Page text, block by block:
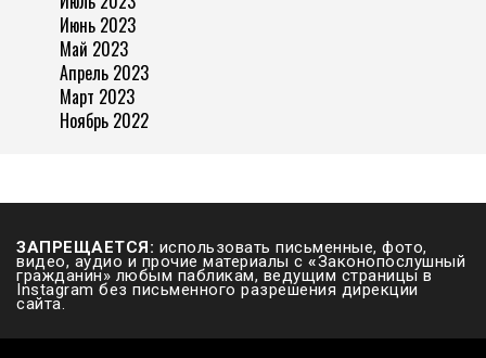
Июнь 2023
Май 2023
Апрель 2023
Март 2023
Ноябрь 2022
ЗАПРЕЩАЕТСЯ: использовать письменные, фото,
видео, аудио и прочие материалы с «Законопослушный
гражданин» любым пабликам, ведущим страницы в
Instagram без письменного разрешения дирекции
сайта.